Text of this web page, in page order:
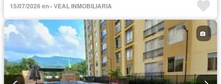
Seguridad privada
Piscina Cancha de tenis
15/07/2026 en - VEAL INMOBILIARIA